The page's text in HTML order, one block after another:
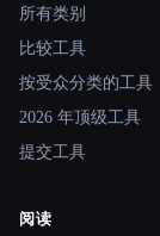
所有类别
比较工具
按受众分类的工具
2026 年顶级工具
提交工具
阅读